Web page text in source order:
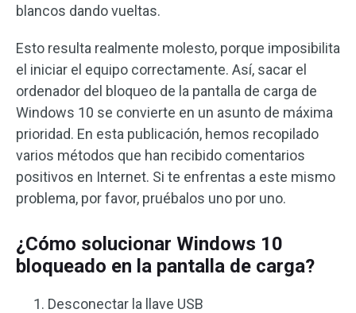
blancos dando vueltas.
Esto resulta realmente molesto, porque imposibilita
el iniciar el equipo correctamente. Así, sacar el
ordenador del bloqueo de la pantalla de carga de
Windows 10 se convierte en un asunto de máxima
prioridad. En esta publicación, hemos recopilado
varios métodos que han recibido comentarios
positivos en Internet. Si te enfrentas a este mismo
problema, por favor, pruébalos uno por uno.
¿Cómo solucionar Windows 10
bloqueado en la pantalla de carga?
Desconectar la llave USB